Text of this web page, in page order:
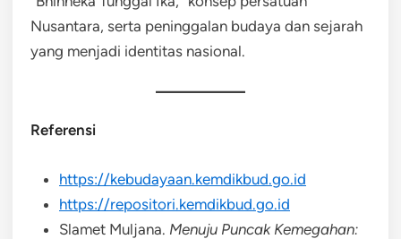
Nusantara, serta peninggalan budaya dan sejarah
yang menjadi identitas nasional.
Referensi
https://kebudayaan.kemdikbud.go.id
https://repositori.kemdikbud.go.id
Slamet Muljana. Menuju Puncak Kemegahan: